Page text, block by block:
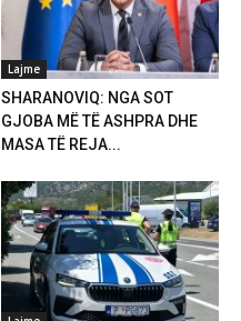
Lajme
SHARANOVIQ: NGA SOT
GJOBA MË TË ASHPRA DHE
MASA TË REJA...